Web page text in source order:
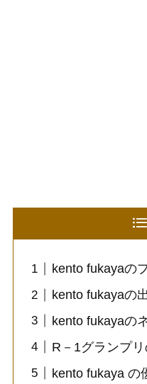
kento fukayaの
kento fukayaの
kento fukayaの
R－1グランプリ
kento fukaya の